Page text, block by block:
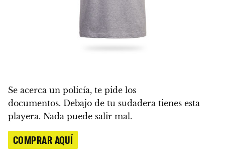
Se acerca un policía, te pide los
documentos. Debajo de tu sudadera tienes esta
playera. Nada puede salir mal.
COMPRAR AQUÍ